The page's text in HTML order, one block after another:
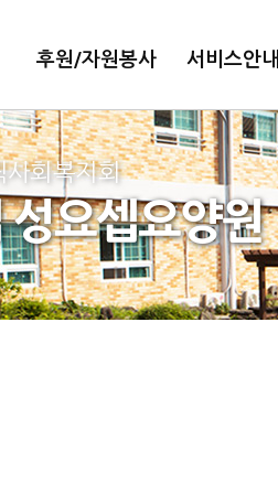
후원/자원봉사 서비스안내
사회복지회
성요셉요양원